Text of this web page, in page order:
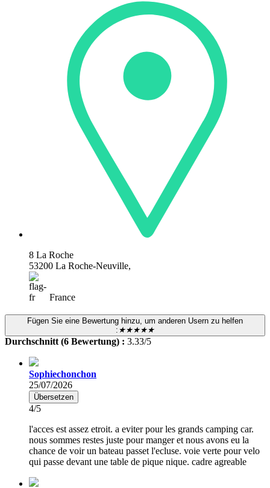
8 La Roche
53200 La Roche-Neuville,
France
Fügen Sie eine Bewertung hinzu, um anderen Usern zu helfen
: ★★★★★
Durchschnitt (6 Bewertung) : 3.33/5
Sophiechonchon
25/07/2026
Übersetzen
4/5
l'acces est assez etroit. a eviter pour les grands camping car.
nous sommes restes juste pour manger et nous avons eu la
chance de voir un bateau passet l'ecluse. voie verte pour velo
qui passe devant une table de pique nique. cadre agreable